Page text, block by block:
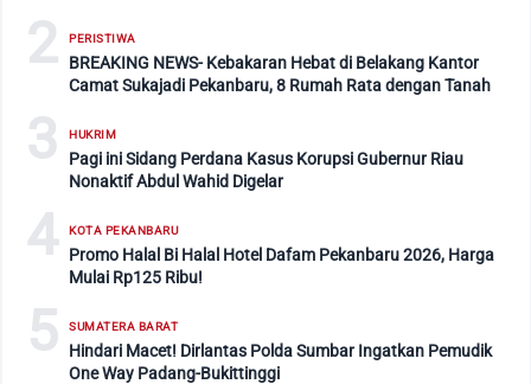
2 PERISTIWA
BREAKING NEWS- Kebakaran Hebat di Belakang Kantor
Camat Sukajadi Pekanbaru, 8 Rumah Rata dengan Tanah
3 HUKRIM
Pagi ini Sidang Perdana Kasus Korupsi Gubernur Riau
Nonaktif Abdul Wahid Digelar
4 KOTA PEKANBARU
Promo Halal Bi Halal Hotel Dafam Pekanbaru 2026, Harga
Mulai Rp125 Ribu!
5 SUMATERA BARAT
Hindari Macet! Dirlantas Polda Sumbar Ingatkan Pemudik
One Way Padang-Bukittinggi